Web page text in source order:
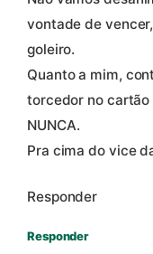
vontade de
goleiro.
Quanto a mim,
torcedor no cartão
NUNCA.
Pra cima do vice
Responder
Responder